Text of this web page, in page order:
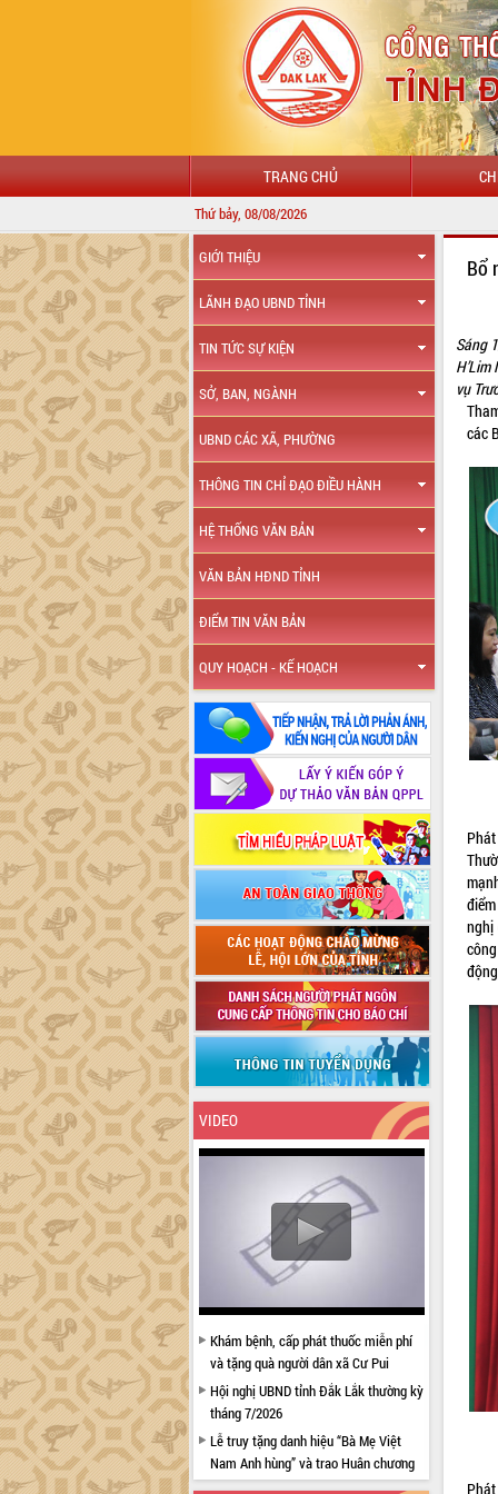
TRANG CHỦ
Thứ bảy, 08/08/2026
GIỚI THIỆU
LÃNH ĐẠO UBND TỈNH
TIN TỨC SỰ KIỆN
SỞ, BAN, NGÀNH
UBND CÁC XÃ, PHƯỜNG
THÔNG TIN CHỈ ĐẠO ĐIỀU HÀNH
HỆ THỐNG VĂN BẢN
VĂN BẢN HĐND TỈNH
ĐIỂM TIN VĂN BẢN
QUY HOẠCH - KẾ HOẠCH
VIDEO
Khám bệnh, cấp phát thuốc miễn phí
và tặng quà người dân xã Cư Pui
Hội nghị UBND tỉnh Đắk Lắk thường kỳ
tháng 7/2026
Lễ truy tặng danh hiệu “Bà Mẹ Việt
Nam Anh hùng” và trao Huân chương
Lao động
Bổ
Sáng
vụ
các
nghị